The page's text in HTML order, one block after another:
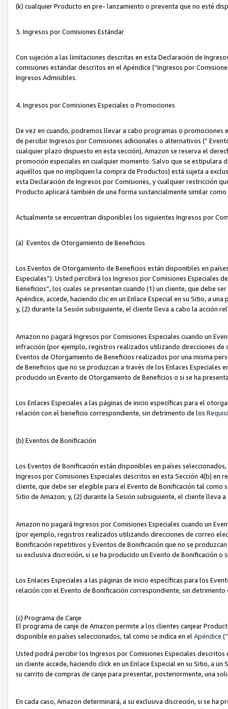
(k) cualquier Producto en pre- lanzamiento o preventa que no esté
3. Ingresos por Comisiones Estándar
Con sujeción a las limitaciones descritas en esta Declaración de
comisiones estándar descritos en el Apéndice (“Ingresos por
Ingresos Admisibles.
4. Ingresos por Comisiones Especiales o Promociones
De vez en cuando, podremos llevar a cabo programas o
de percibir Ingresos por Comisiones adicionales o alternativos (“
cualquier plazo dispuesto en esta sección), Amazon se reserva el
promoción especiales en cualquier momento. Salvo que se
aquéllos que no impliquen la compra de Productos) está sujeta a
esta Declaración de Ingresos por Comisiones, y cualquier restricción
Producto aplicará también de una forma sustancialmente similar
Actualmente se encuentran disponibles los siguientes Ingresos por
(a) Eventos de Otorgamiento de Beneficios
Los Eventos de Otorgamiento de Beneficios están disponibles en
Especiales”). Usted percibirá los Ingresos por Comisiones Especiales
Beneficios”, los cuales se presentan cuando (1) un cliente, que debe
Apéndice, accede, haciendo clic en un Enlace Especial en su Sitio, a
y, (2) durante la Sesión subsiguiente, el cliente lleva a cabo la acción
Amazon no pagará Ingresos por Comisiones Especiales cuando un
infracción (por ejemplo, registros realizados utilizando direcciones
Eventos de Otorgamiento de Beneficios realizados por una misma
de Beneficios que no se produzcan a través de los Enlaces Especiales
producido un Evento de Otorgamiento de Beneficios o si se ha
Los Enlaces Especiales a las páginas de inicio específicas para el
relación con el beneficio correspondiente, sin detrimento de los
(b) Eventos de Bonificación
Los Eventos de Bonificación están disponibles en países
Ingresos por Comisiones Especiales descritos en esta Sección 4(b) en
cliente, que debe ser elegible para el Evento de Bonificación tal como
Sitio de Amazon; y, (2) durante la Sesión subsiguiente, el cliente lleva
Amazon no pagará Ingresos por Comisiones Especiales cuando un
(por ejemplo, registros realizados utilizando direcciones de correo
Bonificación repetitivos y Eventos de Bonificación que no se
su exclusiva discreción, si se ha producido un Evento de Bonificación
Los Enlaces Especiales a las páginas de inicio específicas para los
relación con el Evento de Bonificación correspondiente, sin
(c) Programa de Canje
El programa de canje de Amazon permite a los clientes canjear
disponible en países seleccionados, tal como se indica en el Apéndice
Usted podrá percibir los Ingresos por Comisiones Especiales
un cliente accede, haciendo click en un Enlace Especial en su Sitio, a
su carrito de compras de canje para presentar, posteriormente, una
En cada caso, Amazon determinará, a su exclusiva discreción, si se